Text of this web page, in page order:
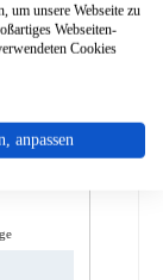
um unsere Webseite zu
Webseiten-
Cookies
anpassen